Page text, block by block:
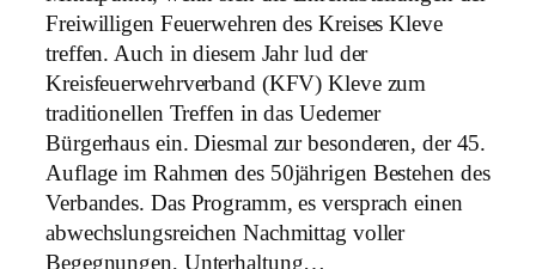
Freiwilligen Feuerwehren des Kreises Kleve
treffen. Auch in diesem Jahr lud der
Kreisfeuerwehrverband (KFV) Kleve zum
traditionellen Treffen in das Uedemer
Bürgerhaus ein. Diesmal zur besonderen, der 45.
Auflage im Rahmen des 50jährigen Bestehen des
Verbandes. Das Programm, es versprach einen
abwechslungsreichen Nachmittag voller
Begegnungen, Unterhaltung…